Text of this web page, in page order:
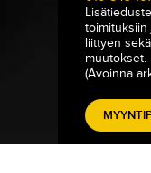
toimituksiin
liittyen
muutokset.
(Avoinna